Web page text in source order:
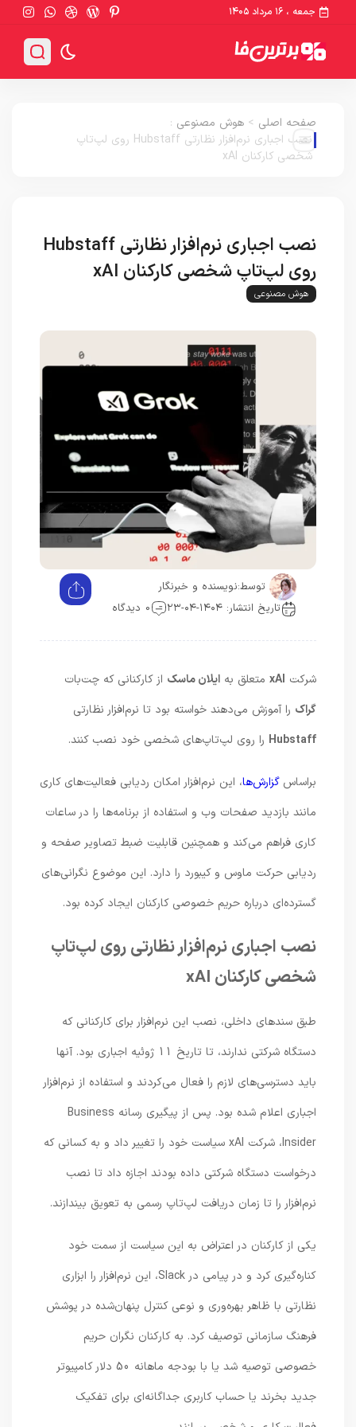
جمعه ، ۱۶ مرداد ۱۴۰۵
صفحه اصلی > هوش مصنوعی :
نصب اجباری نرم‌افزار نظارتی Hubstaff روی لپ‌تاپ
شخصی کارکنان xAI
نصب اجباری نرم‌افزار نظارتی Hubstaff
روی لپ‌تاپ شخصی کارکنان xAI
هوش مصنوعی
توسط: نویسنده و خبرنگار
تاریخ انتشار: ۱۴۰۴-۰۴-۲۳
0 دیدگاه
xAIمتعلق بهایلان ماسکاز کارکنانی که چت‌بات
را آموزش می‌دهند خواسته بود تا نرم‌افزار نظارتی
Hubstaffرا روی لپ‌تاپ‌های شخصی خود نصب کنند.
براساسگزارش‌ها، این نرم‌افزار امکان ردیابی فعالیت‌های کاری
مانند بازدید صفحات وب و استفاده از برنامه‌ها را در ساعات
کاری فراهم می‌کند و همچنین قابلیت ضبط تصاویر صفحه و
ردیابی حرکت ماوس و کیبورد را دارد. این موضوع نگرانی‌های
گسترده‌ای درباره حریم خصوصی کارکنان ایجاد کرده بود.
نصب اجباری نرم‌افزار نظارتی روی لپ‌تاپ
شخصی کارکنان xAI
طبق سندهای داخلی، نصب این نرم‌افزار برای کارکنانی که
دستگاه شرکتی ندارند، تا تاریخ 11 ژوئیه اجباری بود. آنها
باید دسترسی‌های لازم را فعال می‌کردند و استفاده از نرم‌افزار
اجباری اعلام شده بود. پس از پیگیری رسانه Business
Insider، شرکت xAI سیاست خود را تغییر داد و به کسانی که
درخواست دستگاه شرکتی داده بودند اجازه داد تا نصب
نرم‌افزار را تا زمان دریافت لپ‌تاپ رسمی به تعویق بیندازند.
یکی از کارکنان در اعتراض به این سیاست از سمت خود
کناره‌گیری کرد و در پیامی در Slack، این نرم‌افزار را ابزاری
نظارتی با ظاهر بهره‌وری و نوعی کنترل پنهان‌شده در پوشش
فرهنگ سازمانی توصیف کرد. به کارکنان نگران حریم
خصوصی توصیه شد یا با بودجه ماهانه 50 دلار کامپیوتر
جدید بخرند یا حساب کاربری جداگانه‌ای برای تفکیک